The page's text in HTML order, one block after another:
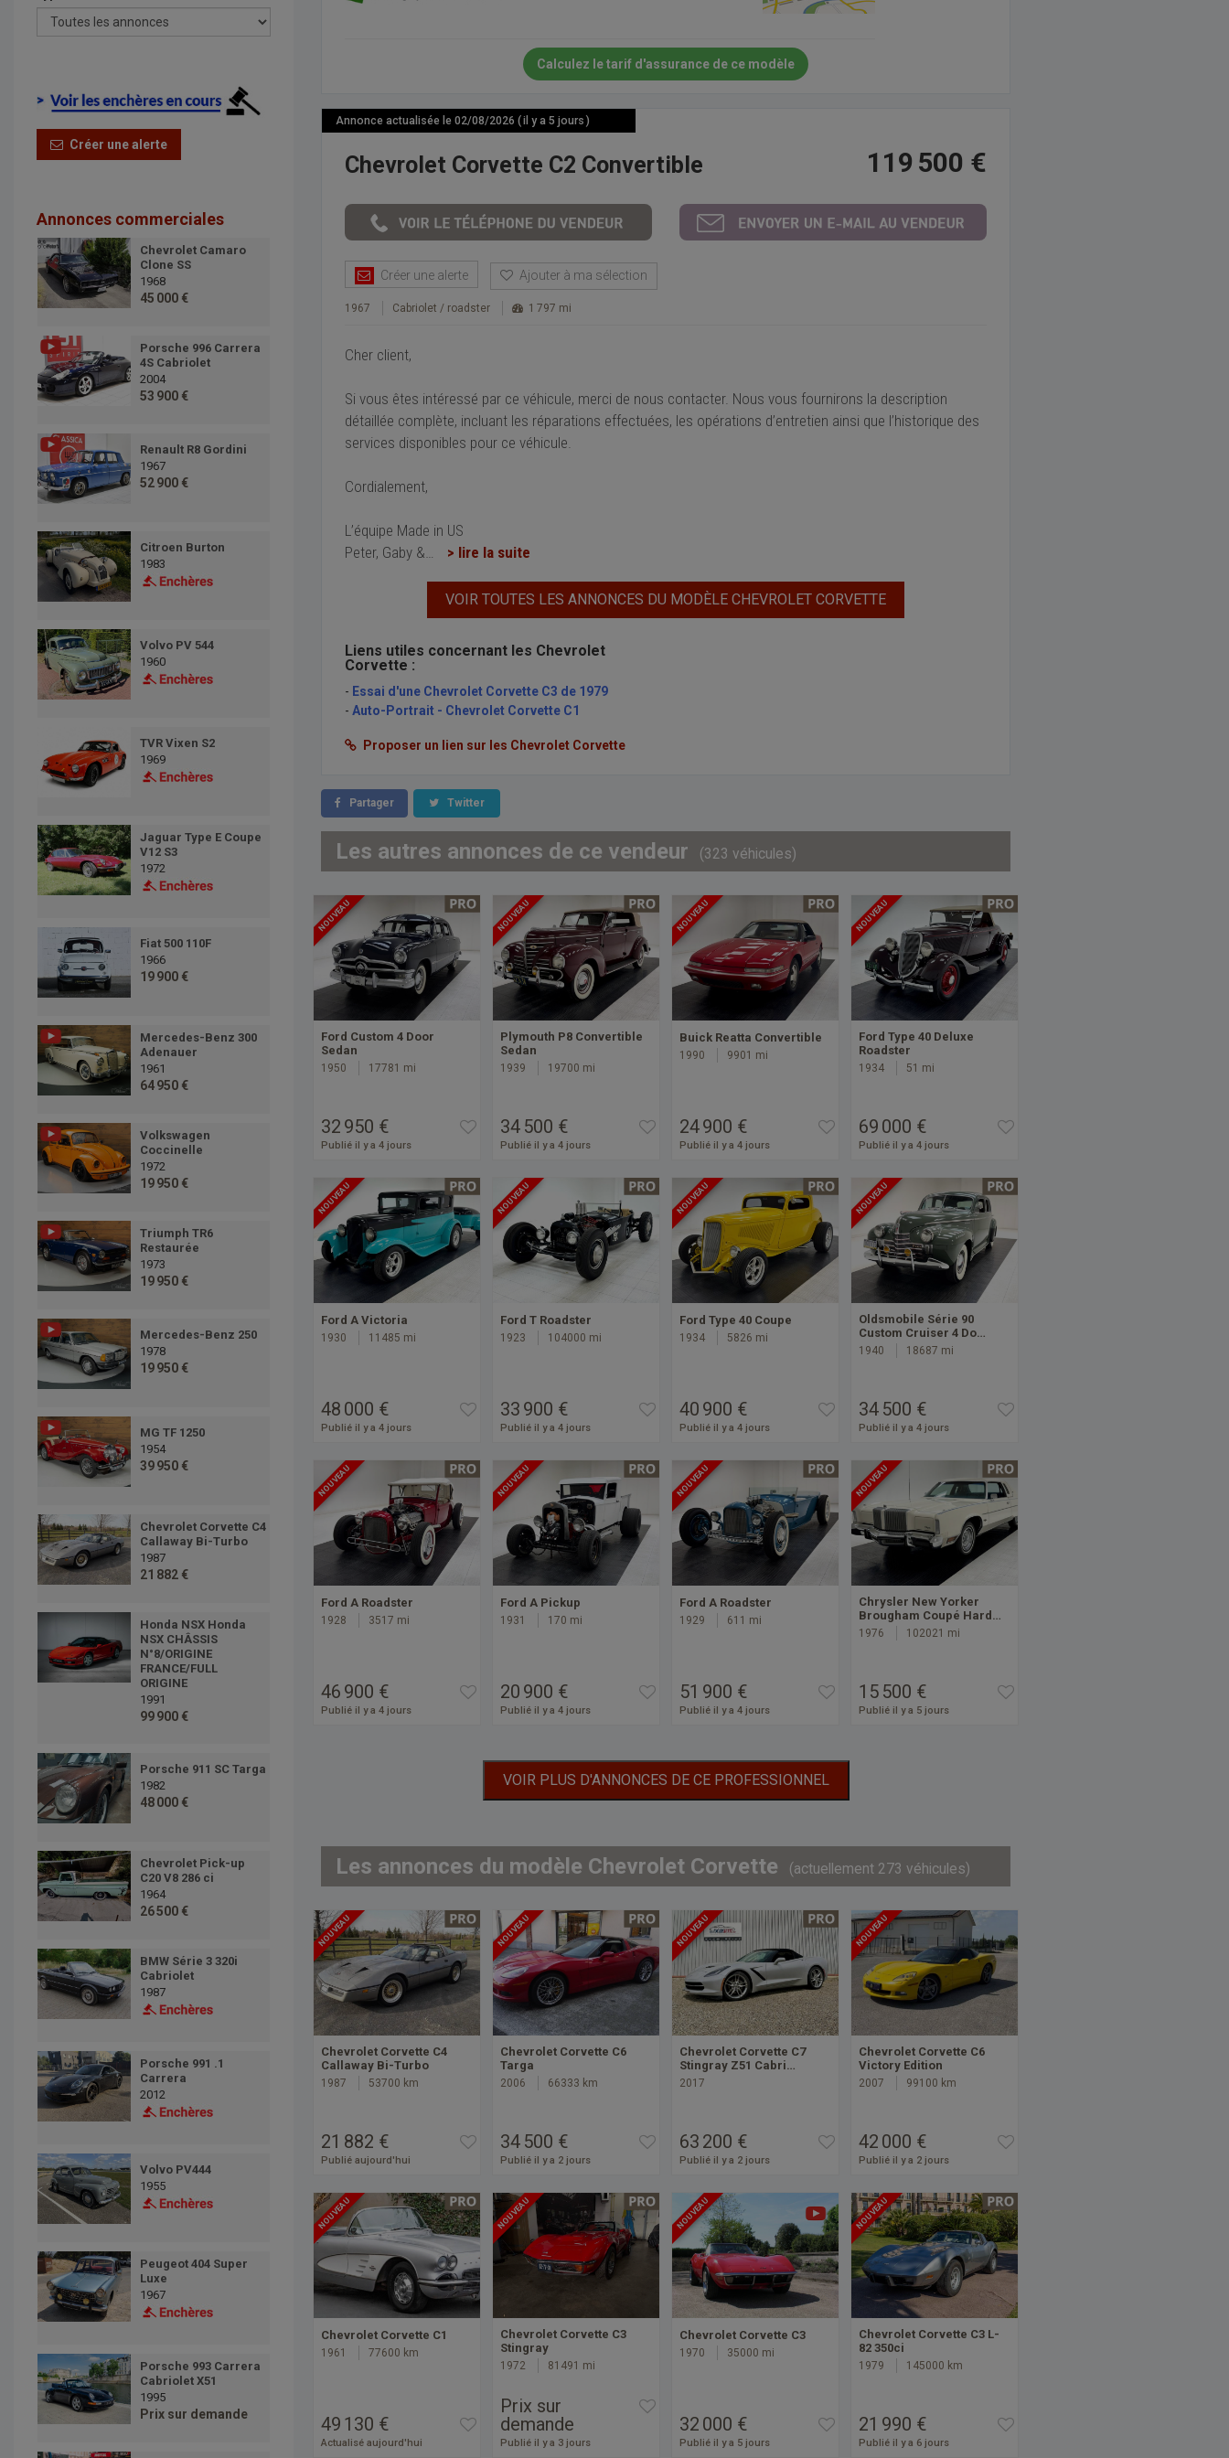
Créer une alerte
Annonces commerciales
Chevrolet Camaro
Clone SS
1968
45 000 €
Porsche 996 Carrera
4S Cabriolet
2004
53 900 €
Renault R8 Gordini
1967
52 900 €
Citroen Burton
1983
Volvo PV 544
1960
TVR Vixen S2
1969
Jaguar Type E Coupe
V12 S3
1972
Fiat 500 110F
1966
19 900 €
Mercedes-Benz 300
Adenauer
1961
64 950 €
Volkswagen
Coccinelle
1972
19 950 €
Triumph TR6
Restaurée
1973
19 950 €
Mercedes-Benz 250
1978
19 950 €
MG TF 1250
1954
39 950 €
Chevrolet Corvette C4
Callaway Bi-Turbo
1987
21 882 €
Honda NSX Honda
NSX CHÂSSIS
N°8/ORIGINE
FRANCE/FULL
ORIGINE
1991
99 900 €
Porsche 911 SC Targa
1982
48 000 €
Chevrolet Pick-up
C20 V8 286 ci
1964
26 500 €
BMW Série 3 320i
Cabriolet
1987
Porsche 991 .1
Carrera
2012
Volvo PV444
1955
Peugeot 404 Super
Luxe
1967
Porsche 993 Carrera
Cabriolet X51
1995
Prix sur demande
Calculez le tarif d'assurance de ce modèle
Annonce actualisée le 02/08/2026 ( il y a 5 jours )
Chevrolet Corvette C2 Convertible 119 500 €
Créer une alerte Ajouter à ma sélection
1967 Cabriolet / roadster 1 797 mi
Cher client,
Si vous êtes intéressé par ce véhicule, merci de nous contacter. Nous vous fournirons la description
détaillée complète, incluant les réparations effectuées, les opérations d’entretien ainsi que l’historique des
services disponibles pour ce véhicule.
Cordialement,
L’équipe Made in US
Peter, Gaby &… > lire la suite
VOIR TOUTES LES ANNONCES DU MODÈLE CHEVROLET CORVETTE
Liens utiles concernant les Chevrolet
Corvette :
- Essai d'une Chevrolet Corvette C3 de 1979
- Auto-Portrait - Chevrolet Corvette C1
Proposer un lien sur les Chevrolet Corvette
Partager Twitter
Les autres annonces de ce vendeur (323 véhicules)
NOUVEAU
Ford Custom 4 Door
Sedan
1950 17781 mi
32 950 €
Publié il y a 4 jours
NOUVEAU
Plymouth P8 Convertible
Sedan
1939 19700 mi
34 500 €
Publié il y a 4 jours
NOUVEAU
Buick Reatta Convertible
1990 9901 mi
24 900 €
Publié il y a 4 jours
NOUVEAU
Ford Type 40 Deluxe
Roadster
1934 51 mi
69 000 €
Publié il y a 4 jours
NOUVEAU
Ford A Victoria
1930 11485 mi
48 000 €
Publié il y a 4 jours
NOUVEAU
Ford T Roadster
1923 104000 mi
33 900 €
Publié il y a 4 jours
NOUVEAU
Ford Type 40 Coupe
1934 5826 mi
40 900 €
Publié il y a 4 jours
NOUVEAU
Oldsmobile Série 90
Custom Cruiser 4 Do…
1940 18687 mi
34 500 €
Publié il y a 4 jours
NOUVEAU
Ford A Roadster
1928 3517 mi
46 900 €
Publié il y a 4 jours
NOUVEAU
Ford A Pickup
1931 170 mi
20 900 €
Publié il y a 4 jours
NOUVEAU
Ford A Roadster
1929 611 mi
51 900 €
Publié il y a 4 jours
NOUVEAU
Chrysler New Yorker
Brougham Coupé Hard…
1976 102021 mi
15 500 €
Publié il y a 5 jours
VOIR PLUS D'ANNONCES DE CE PROFESSIONNEL
Les annonces du modèle Chevrolet Corvette (actuellement 273 véhicules)
NOUVEAU
Chevrolet Corvette C4
Callaway Bi-Turbo
1987 53700 km
21 882 €
Publié aujourd'hui
NOUVEAU
Chevrolet Corvette C6
Targa
2006 66333 km
34 500 €
Publié il y a 2 jours
NOUVEAU
Chevrolet Corvette C7
Stingray Z51 Cabri…
2017
63 200 €
Publié il y a 2 jours
NOUVEAU
Chevrolet Corvette C6
Victory Edition
2007 99100 km
42 000 €
Publié il y a 2 jours
NOUVEAU
Chevrolet Corvette C1
1961 77600 km
49 130 €
Actualisé aujourd'hui
NOUVEAU
Chevrolet Corvette C3
Stingray
1972 81491 mi
Prix sur
demande
Publié il y a 3 jours
NOUVEAU
Chevrolet Corvette C3
1970 35000 mi
32 000 €
Publié il y a 5 jours
NOUVEAU
Chevrolet Corvette C3 L-
82 350ci
1979 145000 km
21 990 €
Publié il y a 6 jours